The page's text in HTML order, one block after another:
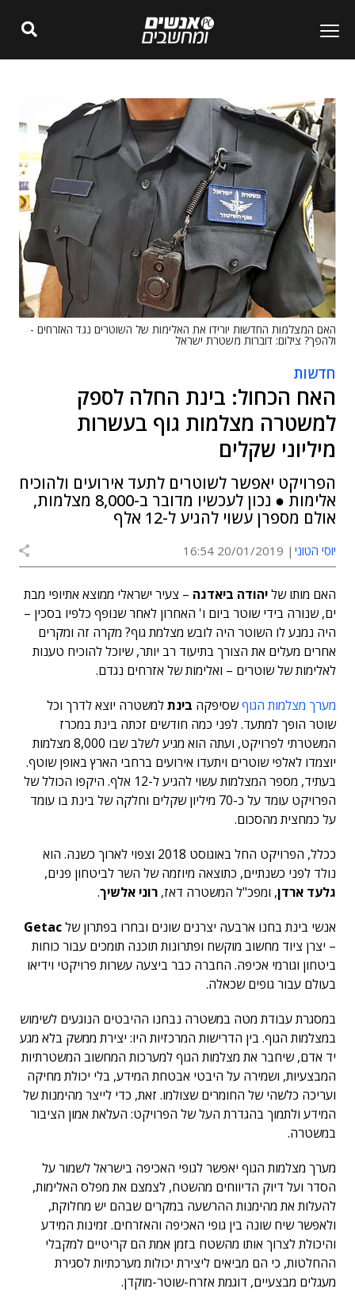
האם המצלמות החדשות יורידו את האלימות של השוטרים נגד האזרחים -
ולהפך? צילום: דוברות משטרת ישראל
חדשות
האח הכחול: בינת החלה לספק
למשטרה מצלמות גוף בעשרות
מיליוני שקלים
הפרויקט יאפשר לשוטרים לתעד אירועים ולהוכיח
אלימות ● נכון לעכשיו מדובר ב-8,000 מצלמות,
אולם מספרן עשוי להגיע ל-12 אלף
יוסי הטוני 20/01/2019 16:54
האם מותו שליהודה ביאדגה – צעיר ישראלי ממוצא אתיופי מבת
ים, שנורה בידי שוטר ביום ו' האחרון לאחר שנופף כלפיו בסכין –
היה נמנע לו השוטר היה לובש מצלמת גוף? מקרה זה ומקרים
אחרים מעלים את הצורך בתיעוד רב יותר, שיוכל להוכיח טענות
לאלימות של שוטרים – ואלימות של אזרחים נגדם.
מערך מצלמות הגוףשסיפקה בינתלמשטרה יוצא לדרך וכל
שוטר הופך למתעד. לפני כמה חודשים זכתה בינת במכרז
המשטרתי לפרויקט, ועתה הוא מגיע לשלב שבו 8,000 מצלמות
יוצמדו לאלפי שוטרים ויתעדו אירועים ברחבי הארץ באופן שוטף.
בעתיד, מספר המצלמות עשוי להגיע ל-12 אלף. היקפו הכולל של
הפרויקט עומד על כ-70 מיליון שקלים וחלקה של בינת בו עומד
על כמחצית מהסכום.
ככלל, הפרויקט החל באוגוסט 2018 וצפוי לארוך כשנה. הוא
נולד לפני כשנתיים, כתוצאה מיוזמה של השר לביטחון פנים,
גלעד ארדן, ומפכ"ל המשטרה דאז, רוני אלשיך.
אנשי בינת בחנו ארבעה יצרנים שונים ובחרו בפתרון שלGetac
– יצרן ציוד מחשוב מוקשח ופתרונות תוכנה תומכים עבור כוחות
ביטחון וגורמי אכיפה. החברה כבר ביצעה עשרות פרויקטי וידיאו
בעולם עבור גופים שכאלה.
במסגרת עבודת מטה במשטרה נבחנו ההיבטים הנוגעים לשימוש
במצלמות הגוף. בין הדרישות המרכזיות היו: יצירת ממשק בלא מגע
יד אדם, שיחבר את מצלמות הגוף למערכות המחשוב המשטרתיות
המבצעיות, ושמירה על היבטי אבטחת המידע, בלי יכולת מחיקה
ועריכה כלשהי של החומרים שצולמו. זאת, כדי לייצר מהימנות של
המידע ולתמוך בהגדרת העל של הפרויקט: העלאת אמון הציבור
במשטרה.
מערך מצלמות הגוף יאפשר לגופי האכיפה בישראל לשמור על
הסדר ועל דיוק הדיווחים מהשטח, לצמצם את מפלס האלימות,
להעלות את מהימנות ההרשעה במקרים שבהם יש מחלוקת,
ולאפשר שיח שונה בין גופי האכיפה והאזרחים. זמינות המידע
והיכולת לצרוך אותו מהשטח בזמן אמת הם קריטיים למקבלי
ההחלטות, כי הם מביאים ליצירת יכולות מערכתיות לסגירת
מעגלים מבצעיים, דוגמת אזרח-שוטר-מוקדן.